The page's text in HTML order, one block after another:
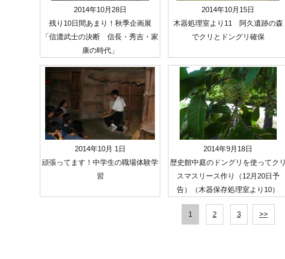
2014年10月28日
残り10日間あまり！秋季企画展
「信濃武士の決断 信長・秀吉・家
康の時代」
2014年10月15日
木器処理室より11 阿久遺跡の森
でクリとドングリ確保
2014年10月 1日
頑張ってます！中学生の職場体験学
習
2014年9月18日
歴史館中庭のドングリを使ってクリ
スマスリース作り（12月20日予
告）（木器保存処理室より10）
1 2 3 >>